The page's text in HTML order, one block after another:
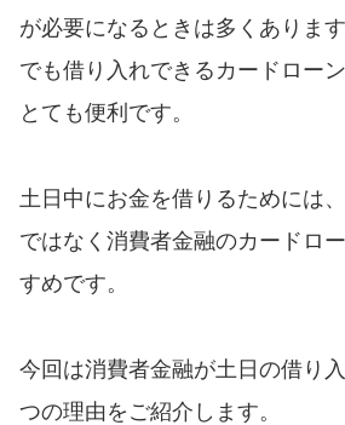
カードローン診
カードローン
リボ払いをその
カードローンの
得した話
が必要になるときは多くありま
でも借り入れできるカードロー
とても便利です。
土日中にお金を借りるためには
ではなく消費者金融のカードロ
すめです。
今回は消費者金融が土日の借り
つの理由をご紹介します。